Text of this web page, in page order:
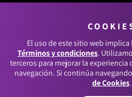
© 2026, RCN MEDIOS.
Términos y
Política de datos
El uso de este sitio web
Términos y condiciones.
terceros para mejorar la experiencia
navegación. Si continúa
de Cookies.